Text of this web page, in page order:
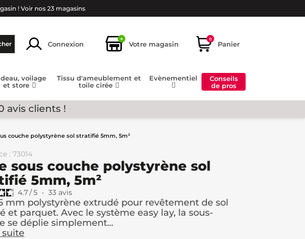
!Voir nos 23 magasins
Connexion
+
Votre magasin
0
Panier
voilage
et store
Tissu d'ameublement et
toile cirée
Evènementiel
Conseils
de pros
avis clients !
couche polystyrène sol stratifié 5mm, 5m²
: 73014
sous couche polystyrène sol
5mm, 5m²
4.7/5 - 33 avis
mm polystyrène extrudé pour revêtement de sol
et parquet. Avec le système easy lay, la sous-
se déplie simplement...
suite